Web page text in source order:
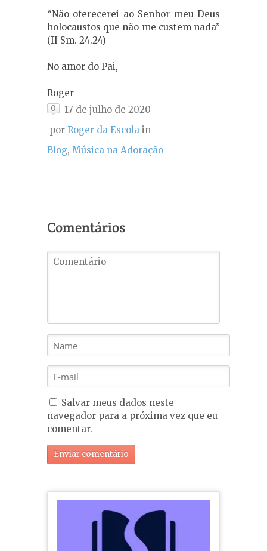
“Não oferecerei ao Senhor meu Deus
holocaustos que não me custem nada”
(II Sm. 24.24)
No amor do Pai,
Roger
0
17 de julho de 2020
por Roger da Escola in
Blog, Música na Adoração
Comentários
Salvar meus dados neste
navegador para a próxima vez que eu
comentar.